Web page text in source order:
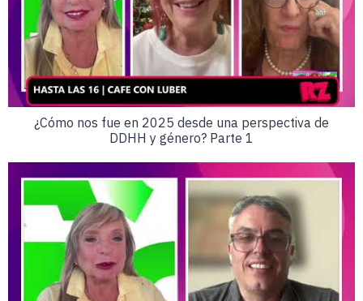
¿Cómo nos fue en 2025 desde una perspectiva de
DDHH y género? Parte 1